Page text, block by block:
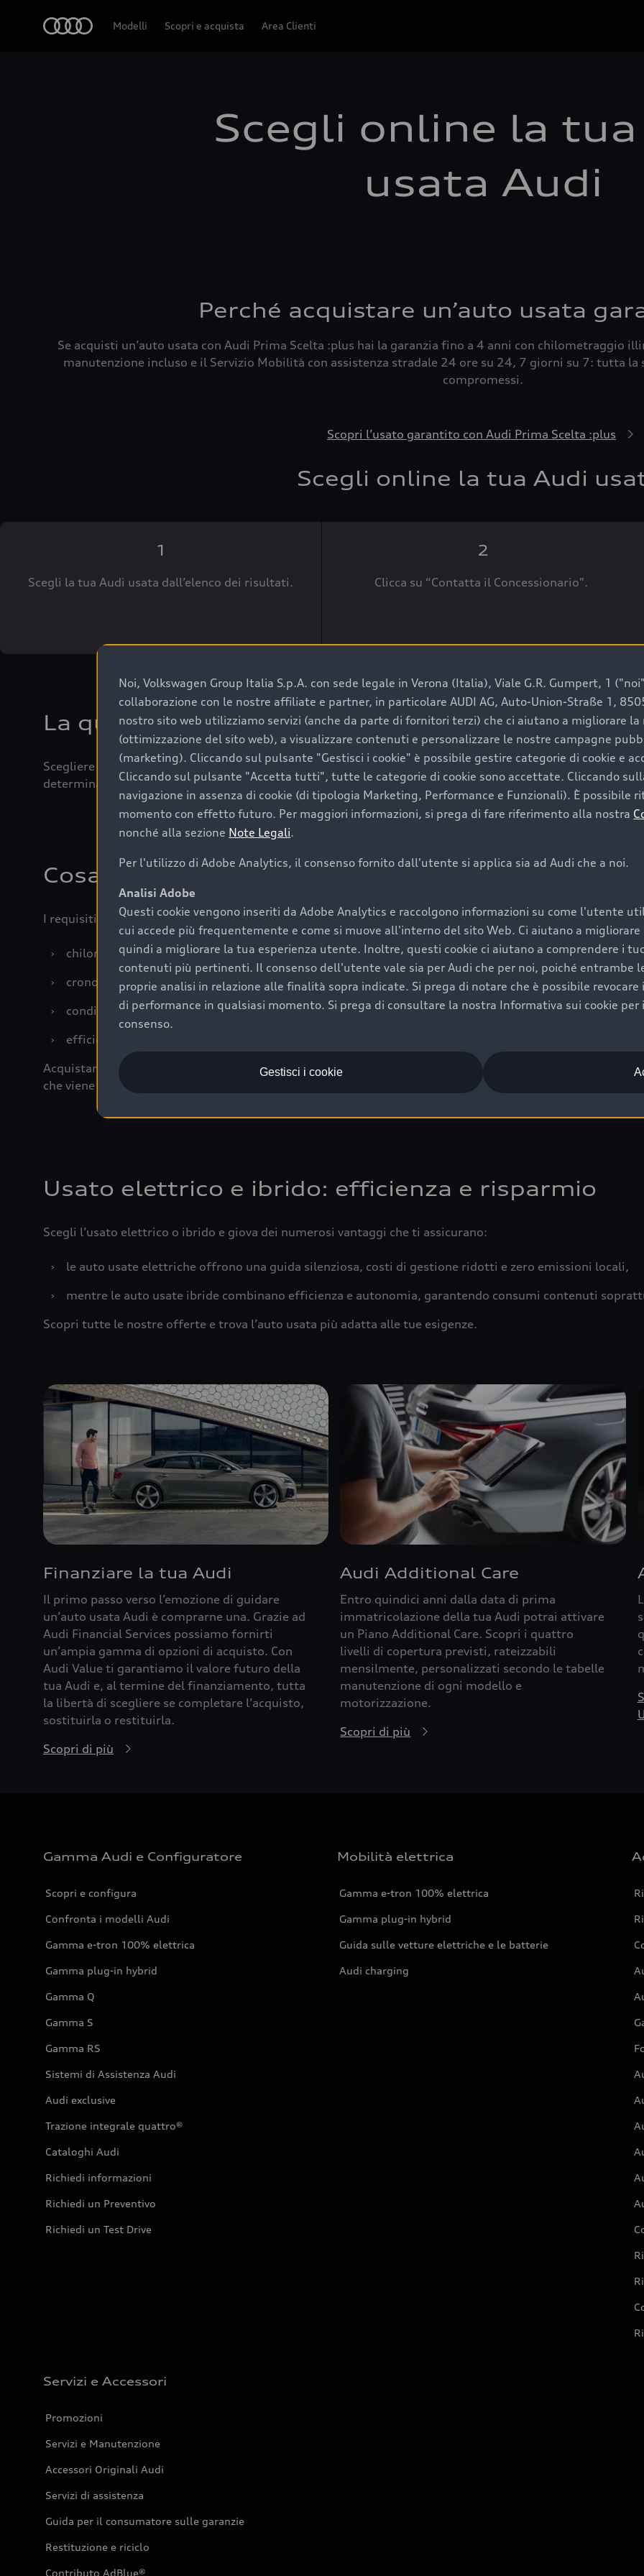
Modelli Scopri e acquista Area Clienti
Scegli online la
usata Audi
Perché acquistare un’auto usata
Se acquisti un’auto usata con Audi Prima Scelta :plus hai la garanzia fino a 4 anni con chilometraggio
manutenzione incluso e il Servizio Mobilità con assistenza stradale 24 ore su 24, 7 giorni su 7: tutta la
compromessi.
Scopri l’usato garantito con Audi Prima Scelta :plus
Scegli online la tua Audi
1
Scegli la tua Audi usata dall’elenco dei risultati.
2
Clicca su “Contatta il Concessionario".
La qualità di acquistare un’auto usata Audi
Scegliere un’auto usata è una decisione che coniuga convenienza, affidabilità e sostenibilità. Per fare un
determinanti come la garanzia inclusa e l’affidabilità del marchio. Audi offre l’auto usata perfetta tramite
Cosa sapere prima di acquistare la tua prossima
I requisiti fondamentali da considerare prima di acquistare un’auto usata, oltre al prezzo e all'aspetto,
›
chilometraggio: un valore contenuto corrisponde a uno stato migliore del veicolo e a una maggiore
›
cronologia dei tagliandi: una documentazione completa della vettura certifica una manutenzione
›
condizioni della carrozzeria e degli interni: una buona conservazione evidenzia cura e attenzione del
›
efficienza meccanica: motore, trasmissione e componenti principali in ottimo stato garantiscono
Acquistare un’auto usata in una Concessionaria ufficiale Audi che offre l’usato garantito tramite Audi
che viene sottoposto a 110 controlli approfonditi e coperto da garanzia fino a 4 anni per una maggiore
Usato elettrico e ibrido: efficienza e risparmio
Scegli l’usato elettrico o ibrido e giova dei numerosi vantaggi che ti assicurano:
›
le auto usate elettriche offrono una guida silenziosa, costi di gestione ridotti e zero emissioni locali,
›
mentre le auto usate ibride combinano efficienza e autonomia, garantendo consumi contenuti
Scopri tutte le nostre offerte e trova l’auto usata più adatta alle tue esigenze.
Finanziare la tua Audi
Il primo passo verso l’emozione di guidare
un’auto usata Audi è comprarne una. Grazie ad
Audi Financial Services possiamo fornirti
un’ampia gamma di opzioni di acquisto. Con
Audi Value ti garantiamo il valore futuro della
tua Audi e, al termine del finanziamento, tutta
la libertà di scegliere se completare l’acquisto,
sostituirla o restituirla.
Scopri di più
Audi Additional Care
Entro quindici anni dalla data di prima
immatricolazione della tua Audi potrai attivare
un Piano Additional Care. Scopri i quattro
livelli di copertura previsti, rateizzabili
mensilmente, personalizzati secondo le tabelle
manutenzione di ogni modello e
motorizzazione.
Scopri di più
Gamma Audi e Configuratore
Scopri e configura
Confronta i modelli Audi
Gamma e-tron 100% elettrica
Gamma plug-in hybrid
Gamma Q
Gamma S
Gamma RS
Sistemi di Assistenza Audi
Audi exclusive
Trazione integrale quattro®
Cataloghi Audi
Richiedi informazioni
Richiedi un Preventivo
Richiedi un Test Drive
Mobilità elettrica
Gamma e-tron 100% elettrica
Gamma plug-in hybrid
Guida sulle vetture elettriche e le batterie
Audi charging
Servizi e Accessori
Promozioni
Servizi e Manutenzione
Accessori Originali Audi
Servizi di assistenza
Guida per il consumatore sulle garanzie
Restituzione e riciclo
Contributo AdBlue®
Noi, Volkswagen Group Italia S.p.A. con sede legale in Verona (Italia), Viale G.R. Gumpert, 1
collaborazione con le nostre affiliate e partner, in particolare AUDI AG, Auto-Union-Straße 1,
nostro sito web utilizziamo servizi (anche da parte di fornitori terzi) che ci aiutano a migliorare la
(ottimizzazione del sito web), a visualizzare contenuti e personalizzare le nostre campagne
(marketing). Cliccando sul pulsante "Gestisci i cookie" è possibile gestire categorie di cookie e
Cliccando sul pulsante "Accetta tutti", tutte le categorie di cookie sono accettate. Cliccando
navigazione in assenza di cookie (di tipologia Marketing, Performance e Funzionali). È possibile
momento con effetto futuro. Per maggiori informazioni, si prega di fare riferimento alla nostra
nonché alla sezione Note Legali.
Per l'utilizzo di Adobe Analytics, il consenso fornito dall'utente si applica sia ad Audi che a noi.
Analisi Adobe
Questi cookie vengono inseriti da Adobe Analytics e raccolgono informazioni su come l'utente
cui accede più frequentemente e come si muove all'interno del sito Web. Ci aiutano a
quindi a migliorare la tua esperienza utente. Inoltre, questi cookie ci aiutano a comprendere i
contenuti più pertinenti. Il consenso dell'utente vale sia per Audi che per noi, poiché entrambe
proprie analisi in relazione alle finalità sopra indicate. Si prega di notare che è possibile
di performance in qualsiasi momento. Si prega di consultare la nostra Informativa sui cookie per
consenso.
Gestisci i cookie